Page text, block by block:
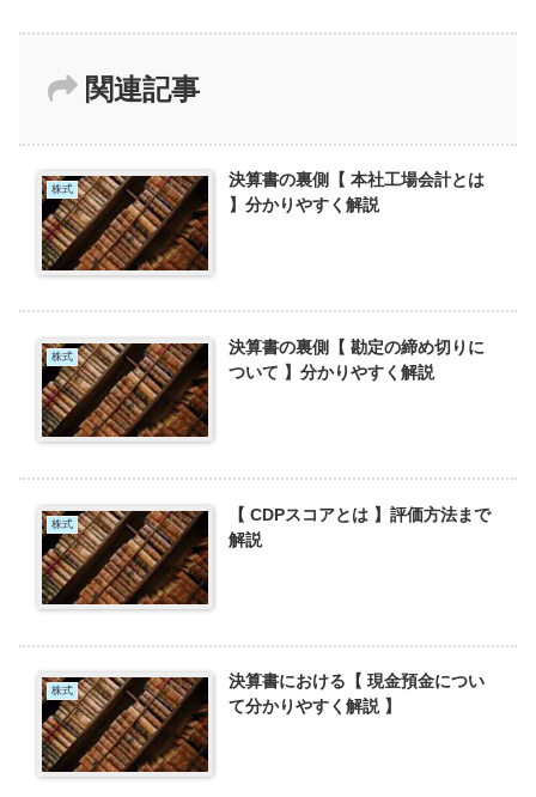
関連記事
株式
決算書の裏側【 本社工場会計とは
】分かりやすく解説
株式
決算書の裏側【 勘定の締め切りに
ついて 】分かりやすく解説
株式
【 CDPスコアとは 】評価方法まで
解説
株式
決算書における【 現金預金につい
て分かりやすく解説 】